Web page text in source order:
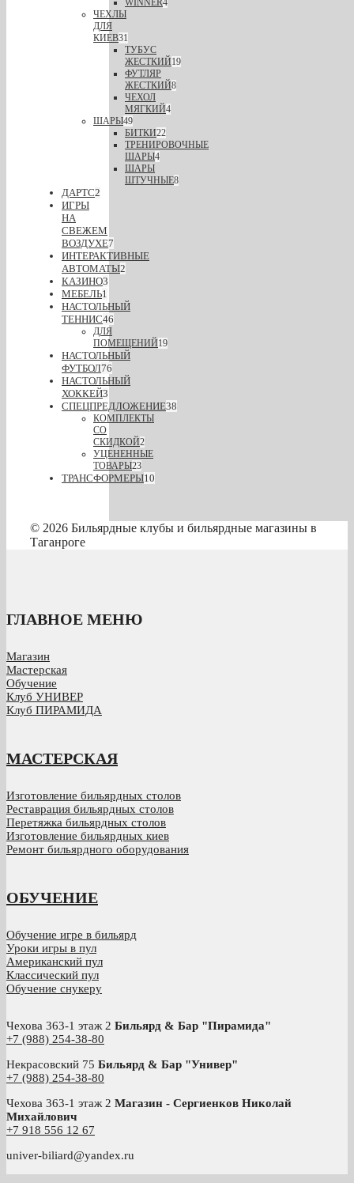
WINNER4
ЧЕХЛЫ
ДЛЯ
КИЕВ31
ТУБУС
ЖЕСТКИЙ19
ФУТЛЯР
ЖЕСТКИЙ8
ЧЕХОЛ
МЯГКИЙ4
ШАРЫ49
БИТКИ22
ТРЕНИРОВОЧНЫЕ
ШАРЫ4
ШАРЫ
ШТУЧНЫЕ8
ДАРТС2
ИГРЫ
НА
СВЕЖЕМ
ВОЗДУХЕ7
ИНТЕРАКТИВНЫЕ
АВТОМАТЫ2
КАЗИНО3
МЕБЕЛЬ1
НАСТОЛЬНЫЙ
ТЕННИС46
ДЛЯ
ПОМЕЩЕНИЙ19
НАСТОЛЬНЫЙ
ФУТБОЛ76
НАСТОЛЬНЫЙ
ХОККЕЙ3
СПЕЦПРЕДЛОЖЕНИЕ38
КОМПЛЕКТЫ
СО
СКИДКОЙ2
УЦЕНЕННЫЕ
ТОВАРЫ23
ТРАНСФОРМЕРЫ10
© 2026 Бильярдные клубы и бильярдные магазины в
Таганроге
ГЛАВНОЕ МЕНЮ
Магазин
Мастерская
Обучение
Клуб УНИВЕР
Клуб ПИРАМИДА
МАСТЕРСКАЯ
Изготовление бильярдных столов
Реставрация бильярдных столов
Перетяжка бильярдных столов
Изготовление бильярдных киев
Ремонт бильярдного оборудования
ОБУЧЕНИЕ
Обучение игре в бильярд
Уроки игры в пул
Американский пул
Классический пул
Обучение снукеру
Чехова 363-1 этаж 2 Бильярд & Бар "Пирамида"
+7 (988) 254-38-80
Некрасовский 75 Бильярд & Бар "Универ"
+7 (988) 254-38-80
Чехова 363-1 этаж 2 Магазин - Сергиенков Николай
Михайлович
+7 918 556 12 67
univer-biliard@yandex.ru